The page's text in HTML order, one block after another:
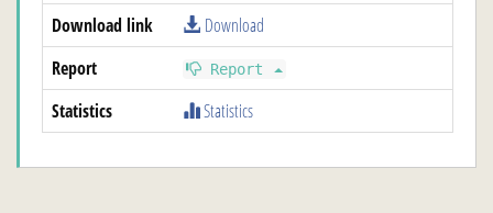
Download link
Download
Report
Report
Statistics Statistics